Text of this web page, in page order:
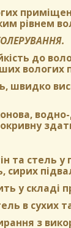
рівнем
до
швидко
та стель
у
в сухих
з